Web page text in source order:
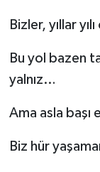
Bizler, yıllar
Bu yol bazen
yalnız…
Ama asla başı
Biz hür